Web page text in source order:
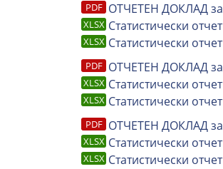
ОТЧЕТЕН ДОКЛАД
Статистически
Статистически
ОТЧЕТЕН ДОКЛАД
Статистически
Статистически
ОТЧЕТЕН ДОКЛАД
Статистически
Статистически